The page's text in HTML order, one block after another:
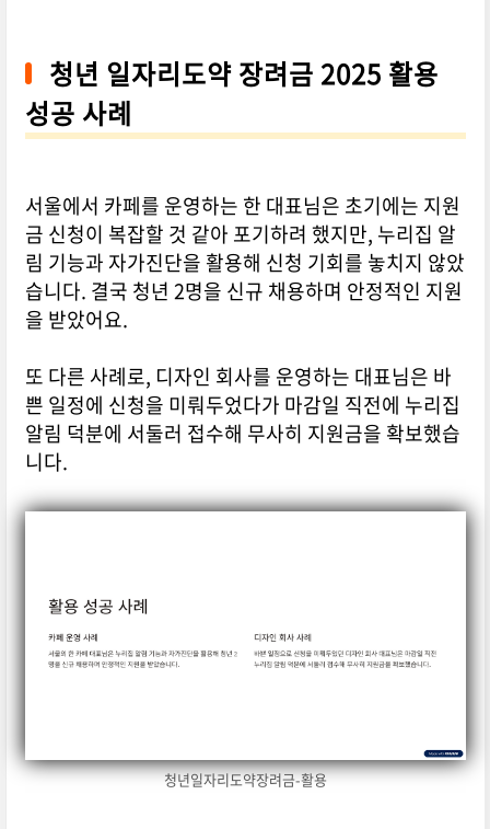
청년 일자리도약 장려금 2025 활용
성공 사례
서울에서 카페를 운영하는 한 대표님은 초기에는 지원
금 신청이 복잡할 것 같아 포기하려 했지만, 누리집 알
림 기능과 자가진단을 활용해 신청 기회를 놓치지 않았
습니다. 결국 청년 2명을 신규 채용하며 안정적인 지원
을 받았어요.
또 다른 사례로, 디자인 회사를 운영하는 대표님은 바
쁜 일정에 신청을 미뤄두었다가 마감일 직전에 누리집
알림 덕분에 서둘러 접수해 무사히 지원금을 확보했습
니다.
청년일자리도약장려금-활용